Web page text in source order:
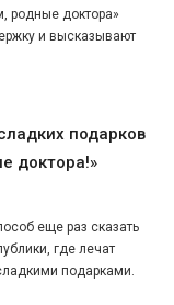
родные доктора»
и высказывают
подарков
доктора!»
еще раз сказать
где лечат
подарками.